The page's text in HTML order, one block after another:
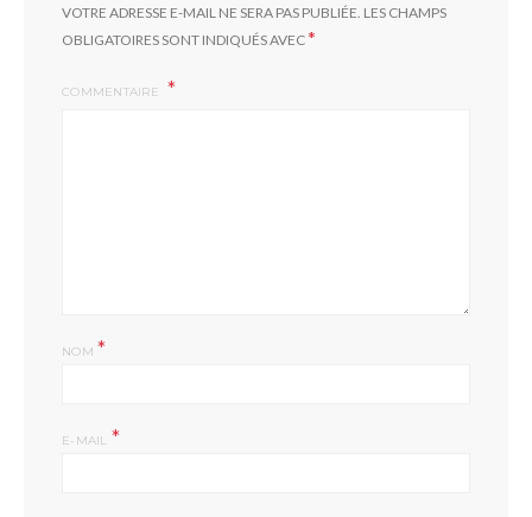
VOTRE ADRESSE E-MAIL NE SERA PAS PUBLIÉE. LES CHAMPS
OBLIGATOIRES SONT INDIQUÉS AVEC*
COMMENTAIRE
NOM *
E-MAIL *